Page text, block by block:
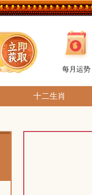
每月运势
十二生肖